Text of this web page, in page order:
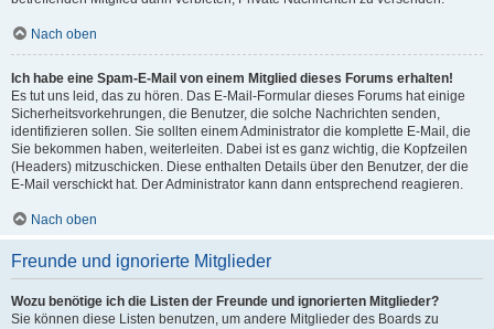
Nach oben
Ich habe eine Spam-E-Mail von einem Mitglied dieses Forums erhalten!
Es tut uns leid, das zu hören. Das E-Mail-Formular dieses Forums hat einige
Sicherheitsvorkehrungen, die Benutzer, die solche Nachrichten senden,
identifizieren sollen. Sie sollten einem Administrator die komplette E-Mail, die
Sie bekommen haben, weiterleiten. Dabei ist es ganz wichtig, die Kopfzeilen
(Headers) mitzuschicken. Diese enthalten Details über den Benutzer, der die
E-Mail verschickt hat. Der Administrator kann dann entsprechend reagieren.
Nach oben
Freunde und ignorierte Mitglieder
Wozu benötige ich die Listen der Freunde und ignorierten Mitglieder?
Sie können diese Listen benutzen, um andere Mitglieder des Boards zu